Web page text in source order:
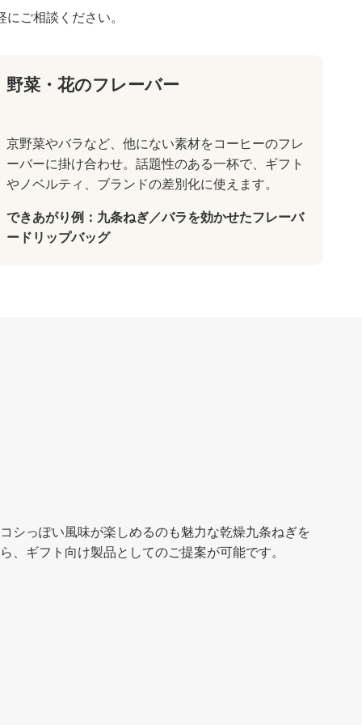
ご相談ください。
野菜・花のフレーバー
京野菜やバラなど、他にない素材をコーヒーのフレ
ーバーに掛け合わせ。話題性のある一杯で、ギフト
やノベルティ、ブランドの差別化に使えます。
できあがり例：九条ねぎ／バラを効かせたフレーバ
ードリップバッグ
シっぽい風味が楽しめるのも魅力な乾燥九条ねぎを
、ギフト向け製品としてのご提案が可能です。